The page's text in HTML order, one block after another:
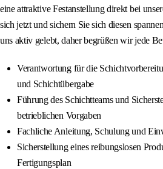
eine attraktive Festanstellung direkt bei
sich jetzt und sichern Sie sich diesen
uns aktiv gelebt, daher begrüßen wir jede
Verantwortung für die
und Schichtübergabe
Führung des Schichtteams und
betrieblichen Vorgaben
Fachliche Anleitung, Schulung und
Sicherstellung eines reibungslosen
Fertigungsplan